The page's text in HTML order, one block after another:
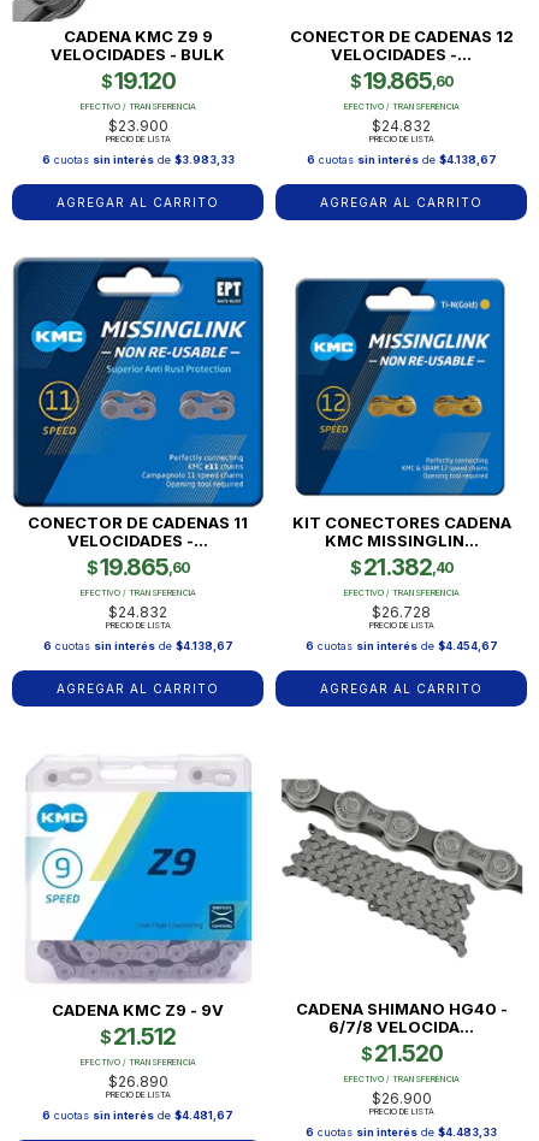
CADENA KMC Z9 9
VELOCIDADES - BULK
$19.120
EFECTIVO / TRANSFERENCIA
$23.900
PRECIO DE LISTA
6 cuotas sin interésde $3.983,33
CONECTOR DE CADENAS 12
VELOCIDADES -...
$19.865,60
EFECTIVO / TRANSFERENCIA
$24.832
PRECIO DE LISTA
6 cuotas sin interésde $4.138,67
CONECTOR DE CADENAS 11
VELOCIDADES -...
$19.865,60
EFECTIVO / TRANSFERENCIA
$24.832
PRECIO DE LISTA
6 cuotas sin interésde $4.138,67
KIT CONECTORES CADENA
KMC MISSINGLIN...
$21.382,40
EFECTIVO / TRANSFERENCIA
$26.728
PRECIO DE LISTA
6 cuotas sin interésde $4.454,67
CADENA KMC Z9 - 9V
$21.512
EFECTIVO / TRANSFERENCIA
$26.890
PRECIO DE LISTA
6 cuotas sin interés de $4.481,67
CADENA SHIMANO HG40 -
6/7/8 VELOCIDA...
$21.520
EFECTIVO / TRANSFERENCIA
$26.900
PRECIO DE LISTA
6 cuotas sin interés de $4.483,33